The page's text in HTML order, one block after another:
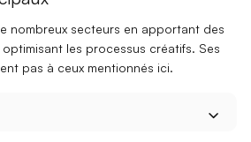
nombreux secteurs en apportant des
optimisant les processus créatifs. Ses
pas à ceux mentionnés ici.